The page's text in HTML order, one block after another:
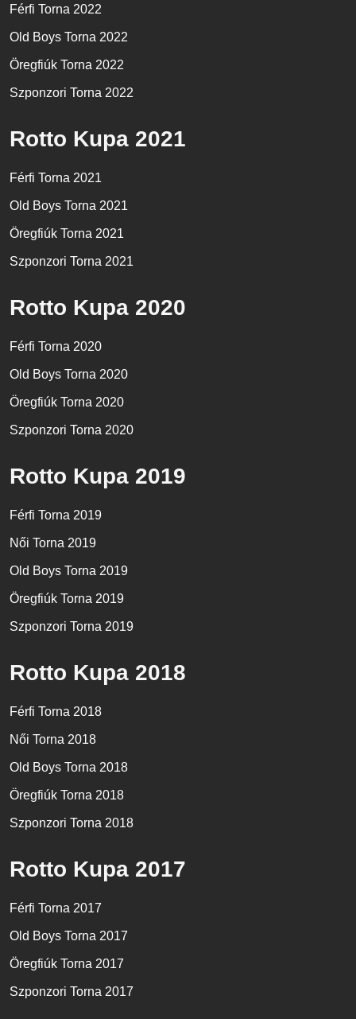
Férfi Torna 2022
Old Boys Torna 2022
Öregfiúk Torna 2022
Szponzori Torna 2022
Rotto Kupa 2021
Férfi Torna 2021
Old Boys Torna 2021
Öregfiúk Torna 2021
Szponzori Torna 2021
Rotto Kupa 2020
Férfi Torna 2020
Old Boys Torna 2020
Öregfiúk Torna 2020
Szponzori Torna 2020
Rotto Kupa 2019
Férfi Torna 2019
Női Torna 2019
Old Boys Torna 2019
Öregfiúk Torna 2019
Szponzori Torna 2019
Rotto Kupa 2018
Férfi Torna 2018
Női Torna 2018
Old Boys Torna 2018
Öregfiúk Torna 2018
Szponzori Torna 2018
Rotto Kupa 2017
Férfi Torna 2017
Old Boys Torna 2017
Öregfiúk Torna 2017
Szponzori Torna 2017